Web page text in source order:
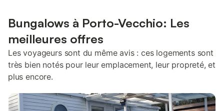
Bungalows à Porto-Vecchio: Les
meilleures offres
Les voyageurs sont du même avis : ces logements sont
très bien notés pour leur emplacement, leur propreté, et
plus encore.